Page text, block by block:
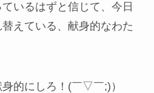
いるはずと信じて、今日
えている、献身的なわた
身的にしろ！(￣▽￣;)）